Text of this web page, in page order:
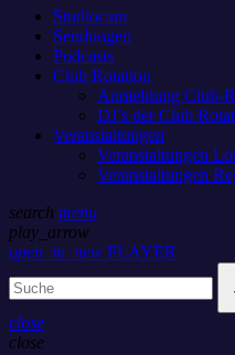
Studiocam
Sendungen
Podcasts
Club Rotation
Anmeldung Club-
DJ’s der Club
Veranstaltungen
Veranstaltungen
Veranstaltungen
search menu
play_arrow
open_in_new PLAYER
close
close